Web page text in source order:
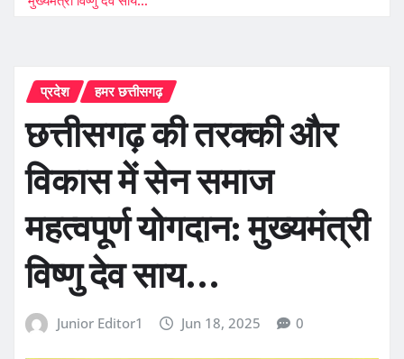
प्रदेश हमर छत्तीसगढ़
छत्तीसगढ़ की तरक्की और
विकास में सेन समाज
महत्वपूर्ण योगदान: मुख्यमंत्री
विष्णु देव साय…
Junior Editor1 Jun 18, 2025 0